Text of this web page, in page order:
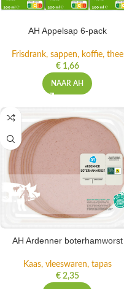
AH Appelsap 6-pack
Frisdrank, sappen, koffie, thee
€1,66
NAAR AH
AH Ardenner boterhamworst
Kaas, vleeswaren, tapas
€2,35